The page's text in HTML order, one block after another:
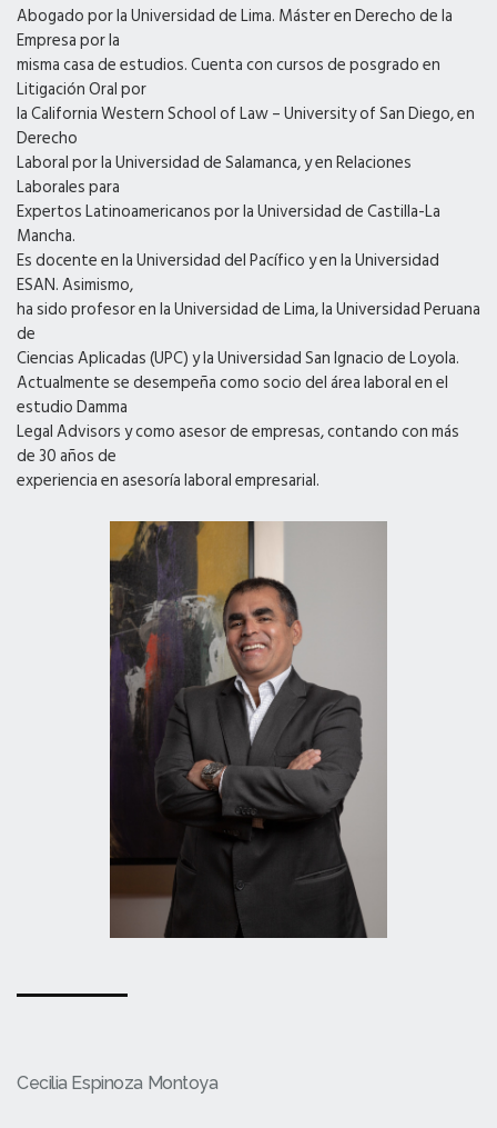
Abogado por la Universidad de Lima. Máster en Derecho de la
Empresa por la
misma casa de estudios. Cuenta con cursos de posgrado en
Litigación Oral por
la California Western School of Law – University of San Diego, en
Derecho
Laboral por la Universidad de Salamanca, y en Relaciones
Laborales para
Expertos Latinoamericanos por la Universidad de Castilla-La
Mancha.
Es docente en la Universidad del Pacífico y en la Universidad
ESAN. Asimismo,
ha sido profesor en la Universidad de Lima, la Universidad Peruana
de
Ciencias Aplicadas (UPC) y la Universidad San Ignacio de Loyola.
Actualmente se desempeña como socio del área laboral en el
estudio Damma
Legal Advisors y como asesor de empresas, contando con más
de 30 años de
experiencia en asesoría laboral empresarial.
Cecilia Espinoza Montoya